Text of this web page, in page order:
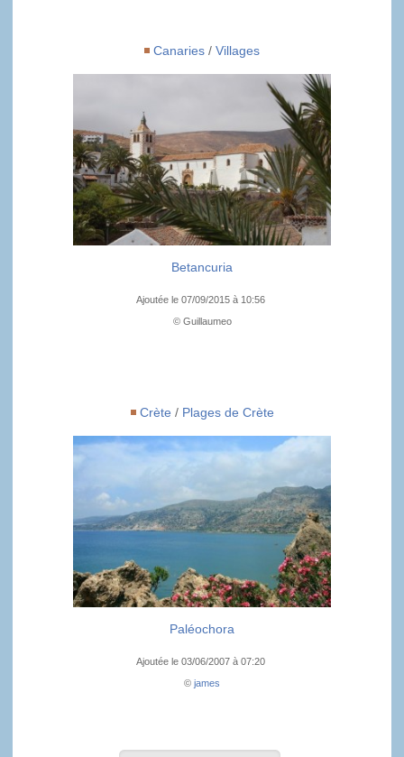
Canaries / Villages
Betancuria
Ajoutée le 07/09/2015 à 10:56
© Guillaumeo
Crète / Plages de Crète
Paléochora
Ajoutée le 03/06/2007 à 07:20
© james